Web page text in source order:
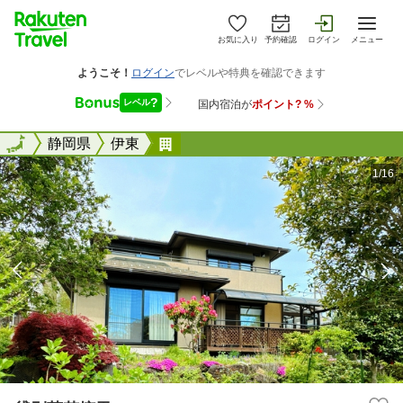
お気に入り 予約確認 ログイン メニュー
全国静岡県 伊東
全国
1/16